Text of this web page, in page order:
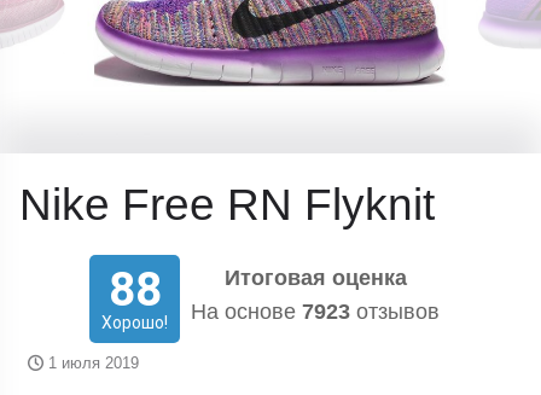
Nike Free RN Flyknit
88
Хорошо!
Итоговая оценка
На основе 7923 отзывов
1 июля 2019